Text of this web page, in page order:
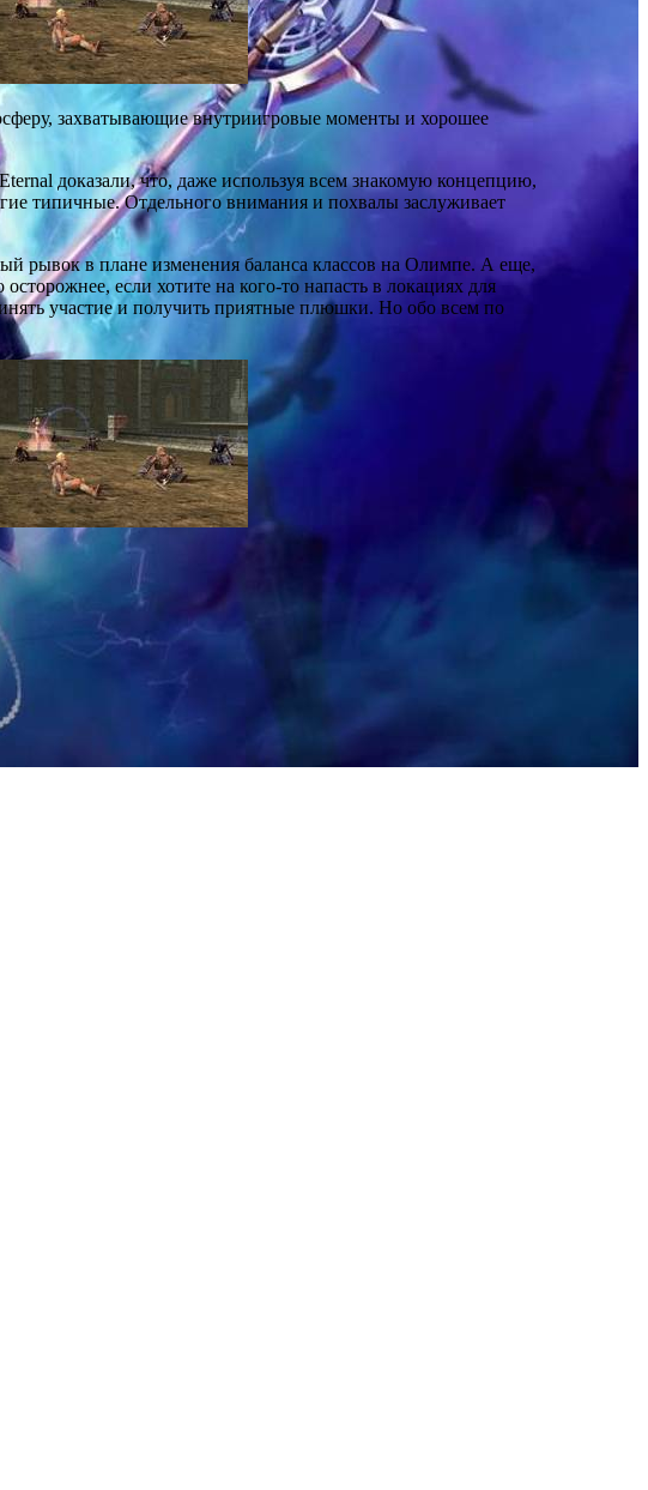
захватывающие внутриигровые моменты и хорошее
доказали, что, даже используя всем знакомую концепцию,
типичные. Отдельного внимания и похвалы заслуживает
рывок в плане изменения баланса классов на Олимпе. А еще,
если хотите на кого-то напасть в локациях для
участие и получить приятные плюшки. Но обо всем по